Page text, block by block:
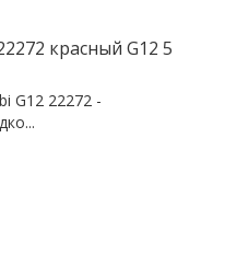
красный G12 5
G12 22272 -